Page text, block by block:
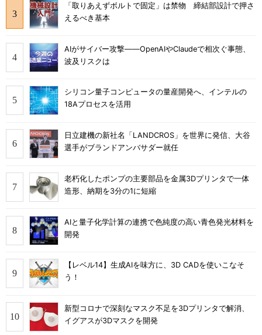
「取りあえずボルトで固定」は禁物 締結部設計で押さ
えるべき基本
AIがサイバー攻撃――OpenAIやClaudeで相次ぐ事態、
波及リスクは
シリコン量子コンピュータの量産開発へ、インテルの
18Aプロセスを活用
日立建機の新社名「LANDCROS」を世界に発信、大谷
選手がブランドアンバサダー就任
老朽化したポンプの主要部品を金属3Dプリンタで一体
造形、納期を3分の1に短縮
AIと量子化学計算の連携で色純度の高い青色発光材料を
開発
【レベル14】生成AIを味方に、3D CADを使いこなそ
う！
新型コロナで深刻なマスク不足を3Dプリンタで解消、
イグアスが3Dマスクを開発